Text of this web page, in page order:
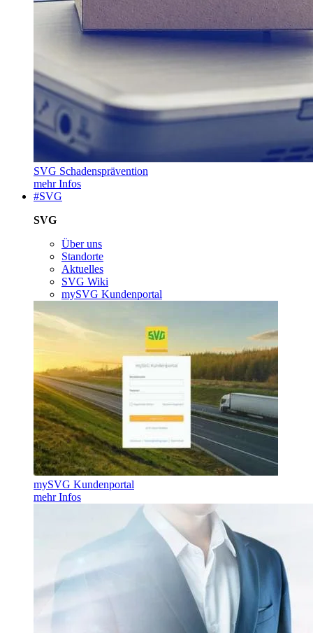
SVG Schadensprävention
mehr Infos
#SVG
SVG
Über uns
Standorte
Aktuelles
SVG Wiki
mySVG Kundenportal
mySVG Kundenportal
mehr Infos